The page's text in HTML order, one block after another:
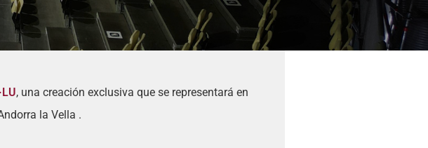
, una creación exclusiva que se representará en
la Vella .